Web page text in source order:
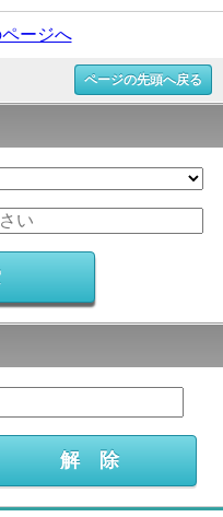
ージへ
ページの先頭へ戻る